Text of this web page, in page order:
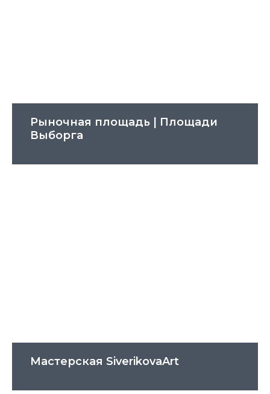
Рыночная площадь | Площади
Выборга
Мастерская SiverikovaArt